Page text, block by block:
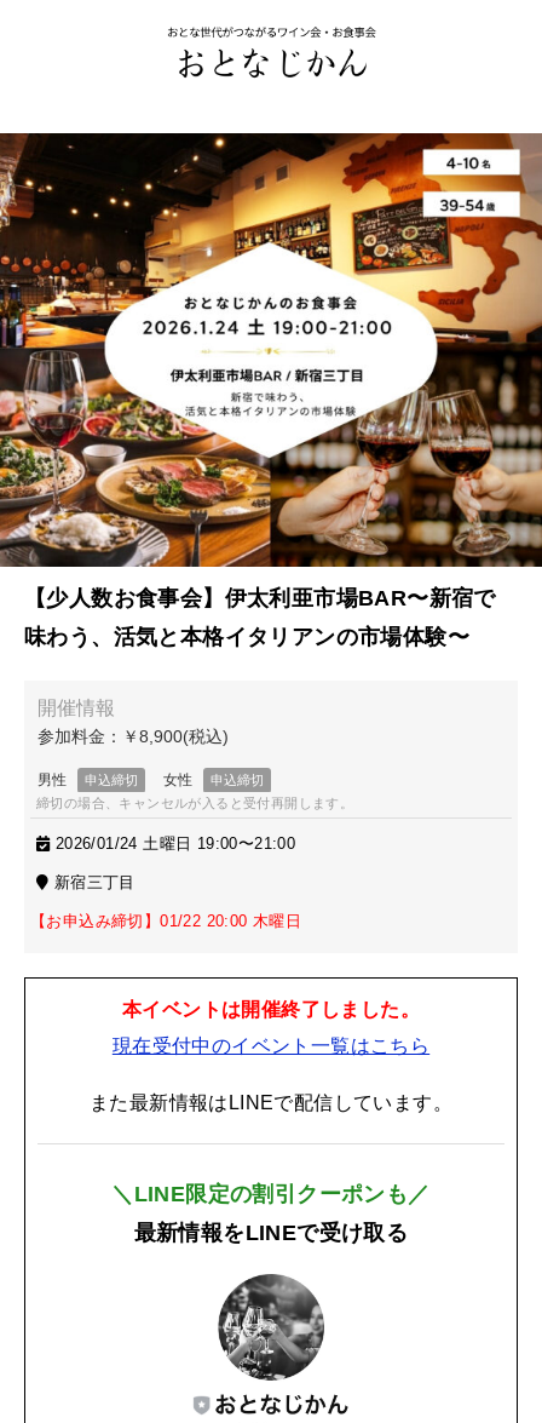
【少人数お食事会】伊太利亜市場BAR〜新宿で
味わう、活気と本格イタリアンの市場体験〜
締切の場合、キャンセルが入ると受付再開します。
2026/01/24 土曜日 19:00〜21:00
新宿三丁目
【お申込み締切】01/22 20:00 木曜日
本イベントは開催終了しました。
現在受付中のイベント一覧はこちら
また最新情報はLINEで配信しています。
＼LINE限定の割引クーポンも／
最新情報をLINEで受け取る